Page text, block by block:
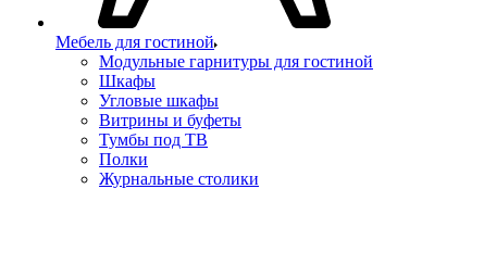
Мебель для гостиной
Модульные гарнитуры для гостиной
Шкафы
Угловые шкафы
Витрины и буфеты
Тумбы под ТВ
Полки
Журнальные столики